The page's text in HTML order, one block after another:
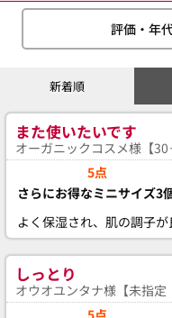
評価・年
新着順
また使いたいです
オーガニックコスメ様【
5点
さらにお得なミニサイズ3
よく保湿され、肌の調子
しっとり
オウオユンタナ様【未指
5点